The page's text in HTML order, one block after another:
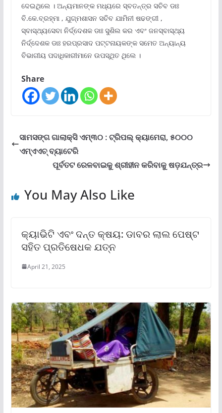
ଦେଇଥିଲେ । ଅନ୍ୟମାନଙ୍କ ମଧ୍ୟରେ ସ୍ବତନ୍ତ୍ର ସଚିବ ଡାଃ
ବି.କେ.ବ୍ରହ୍ମା , ଯୁଗ୍ମଶାସନ ସଚିବ ଯାମିନୀ ଷଢଙ୍ଗୀ ,
ସ୍ବାସ୍ଥ୍ୟସେବା ନିର୍ଦ୍ଦେଶକ ଡାଃ ସୁଶିଲ କର ଏବଂ ଜନସ୍ବାସ୍ଥ୍ୟ
ନିର୍ଦ୍ଦେଶକ ଡାଃ ହରପ୍ରସାଦ ପଟ୍ଟନାୟକଙ୍କ ସମେତ ଅନ୍ୟାନ୍ୟ
ବିଭାଗୀୟ ପଦାଧିକାରୀମାନେ ଉପସ୍ଥିତ ଥିଲେ ।
Share
ସାମସଙ୍ଗ ଗାଲାକ୍ସି ଏମ୍୩୦ : ଟ୍ରିପଲ୍ କ୍ୟାମେରା, ୫୦୦୦
ଏମ୍ଏଏଚ୍ ବ୍ୟାଟେରି
ପୂର୍ବତଟ ରେଳବାଇକୁ ଶ୍ରୀହୀନ କରିବାକୁ ଷଡ଼ଯନ୍ତ୍ର
You May Also Like
କ୍ୟାଭିଟି ଏବଂ ଦନ୍ତ କ୍ଷୟ: ଡାବର ଲାଲ ପେଷ୍ଟ
ସହିତ ପ୍ରତିଷେଧକ ଯତ୍ନ
April 21, 2025